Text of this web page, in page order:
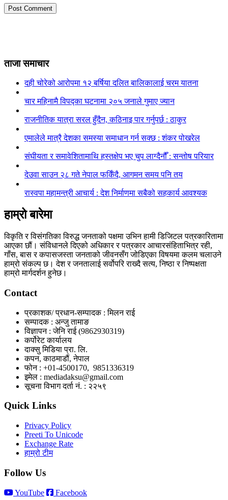
ताजा समाचार
दही चोरेको आरोपमा १२ बर्षिया दलित बालिकालाई चरम यातना
चार महिनामै विपद्का घटनामा २०५ जनाले गुमाए ज्यान
राजनीतिक यात्रा सरल हुँदैन, कठिनाइ पार गर्नुपर्छ : ठाकुर
एमालेले मात्रै देशका समस्या समाधान गर्न सक्छ : शंकर पोखरेल
संघीयता र समावेशितामाथि हस्तक्षेप भए चुप लाग्दैनौँ : सन्तोष परियार
देउवा साउन २८ गते नेपाल फर्किँदै, आगमन समय पनि तय
रास्वपा महामन्त्री आचार्य : देश निर्माणमा सबैको सहकार्य आवश्यक
हाम्रो बारेमा
विकृति र विसंगतिका विरुद्ध जनताको पक्षमा उभिन हामी डिजिटल पत्रकारितामा
आएका छौं। संविधानले दिएको अधिकार र पत्रकार आचारसंहिताभित्र रही,
गाँस, बास र कपासजस्ता जनताको जीवनसँग जोडिएका विषयमा कलम चलाउने
हाम्रो संकल्प छ। देश र जनतालाई सर्वोपरि राख्दै सत्य, निष्ठा र निष्पक्षता
हाम्रो मार्गदर्शन हुनेछ।
Contact
प्रकाशक/ प्रधान-सम्पादक : मिलन राई
सम्पादक : अन्जु तामाङ
विज्ञापन : जेनि राई (9862930319)
कर्पोरेट कार्यालय
दाक्सु मिडिया प्रा. लि.
कपन, काठमाडौं, नेपाल
फोन : +01-4500170, 9851336319
इमेल : mediadaksu@gmail.com
सूचना विभाग दर्ता नं. : २२५९
Quick Links
Privacy Policy
Preeti To Unicode
Exchange Rate
हाम्रो टीम
Follow Us
YouTube Facebook